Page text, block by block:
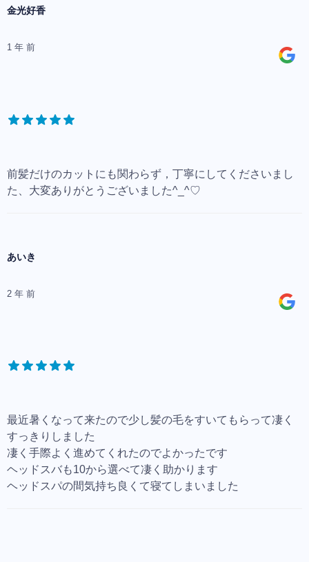
金光好香
1 年 前
前髪だけのカットにも関わらず，丁寧にしてくださいまし
た、大変ありがとうございました^_^♡
あいき
2 年 前
最近暑くなって来たので少し髪の毛をすいてもらって凄く
すっきりしました
凄く手際よく進めてくれたのでよかったです
ヘッドスバも10から選べて凄く助かります
ヘッドスパの間気持ち良くて寝てしまいました